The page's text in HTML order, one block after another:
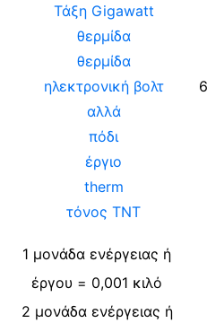
Τάξη Gigawatt
θερμίδα
θερμίδα
ηλεκτρονική βολτ
αλλά
πόδι
έργιο
therm
τόνος TNT
1 μονάδα ενέργειας ή
έργου = 0,001 κιλό
2 μονάδα ενέργειας ή